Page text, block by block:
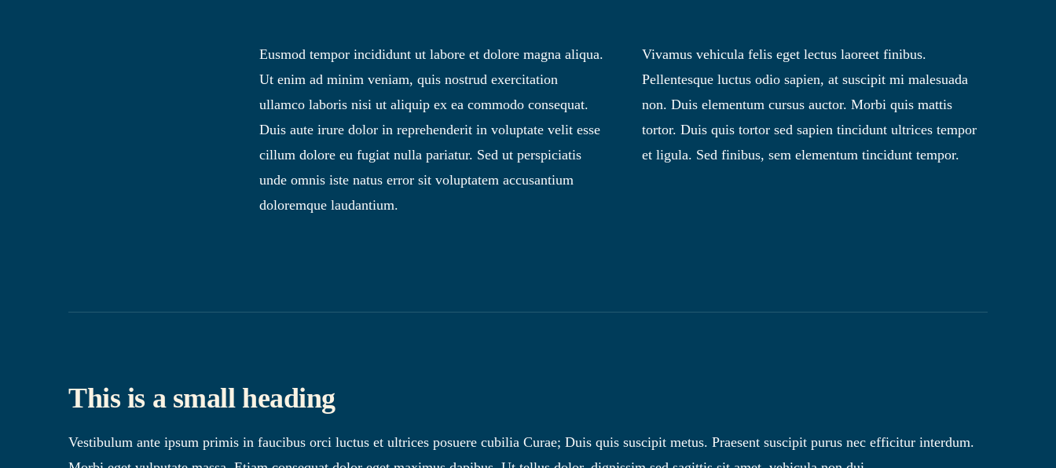
Eusmod tempor incididunt ut labore et dolore magna aliqua.
Ut enim ad minim veniam, quis nostrud exercitation
ullamco laboris nisi ut aliquip ex ea commodo consequat.
Duis aute irure dolor in reprehenderit in voluptate velit esse
cillum dolore eu fugiat nulla pariatur. Sed ut perspiciatis
unde omnis iste natus error sit voluptatem accusantium
doloremque laudantium.
Vivamus vehicula felis eget lectus laoreet finibus.
Pellentesque luctus odio sapien, at suscipit mi malesuada
non. Duis elementum cursus auctor. Morbi quis mattis
tortor. Duis quis tortor sed sapien tincidunt ultrices tempor
et ligula. Sed finibus, sem elementum tincidunt tempor.
This is a small heading
Vestibulum ante ipsum primis in faucibus orci luctus et ultrices posuere cubilia Curae; Duis quis suscipit metus. Praesent suscipit purus nec efficitur interdum.